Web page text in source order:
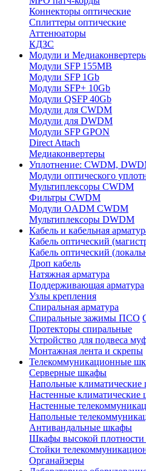
Коннекторы оптические
Сплиттеры оптические
Аттенюаторы
КДЗС
Модули и
Модули SFP 155MB
Модули SFP 1Gb
Модули SFP+ 10Gb
Модули QSFP 40Gb
Модули для CWDM
Модули для DWDM
Модули SFP GPON
Direct Attach
Медиаконвертеры
Уплотнение: CWDM,
Модули оптического
Мультиплексоры CWDM
Фильтры CWDM
Модули OADM CWDM
Мультиплексоры DWDM
Кабель и кабельная
Кабель оптический
Кабель оптический
Дроп кабель
Натяжная арматура
Поддерживающая арматура
Узлы крепления
Спиральная арматура
Спиральные зажимы ПСО
Протекторы спиральные
Устройство для подвеса
Монтажная лента и скрепы
Телекоммуникационные
Серверные шкафы
Напольные
Настенные
Настенные
Напольные
Антивандальные шкафы
Шкафы высокой
Стойки
Органайзеры